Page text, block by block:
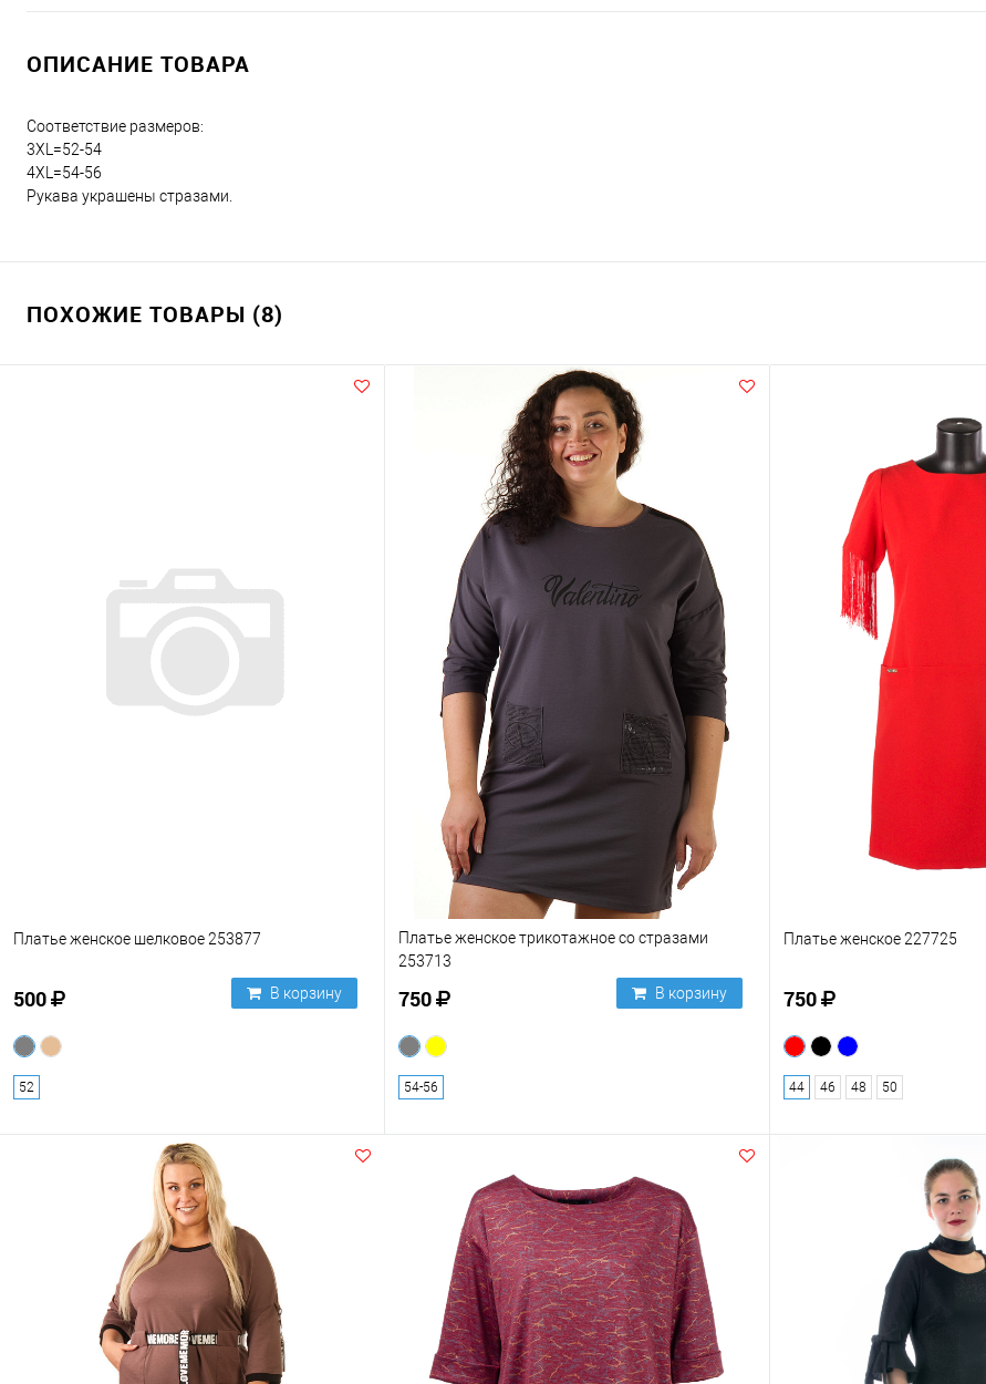
ОПИСАНИЕ ТОВАРА
Соответствие размеров:
3XL=52-54
4XL=54-56
Рукава украшены стразами.
ПОХОЖИЕ ТОВАРЫ (8)
Платье женское шелковое 253877
500 В корзину
52
Платье женское трикотажное со стразами
253713
750 В корзину
54-56
Платье женское 227725
750
44 46 48 50